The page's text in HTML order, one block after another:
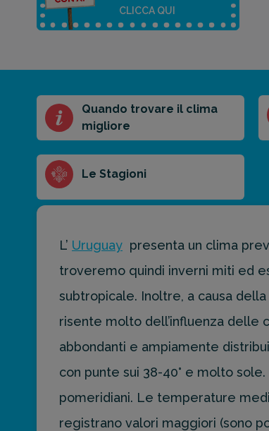
CLICCA QUI
Riassunto
dell'articolo
del riassunto
Breve Medio Punti chiave
preventivo
personalizzato
per la tua
prossima
di viaggio.
PREVENTIVO
Quando trovare il clima
migliore
Le Stagioni
L’ Uruguay presenta un clima
troveremo quindi inverni miti ed
subtropicale. Inoltre, a causa
risente molto dell’influenza delle
abbondanti e ampiamente
con punte sui 38-40° e molto
pomeridiani. Le temperature
registrano valori maggiori (sono